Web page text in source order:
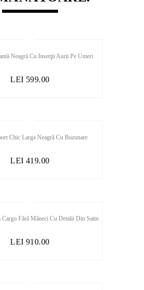
Neagră Cu Inserţii Aurii Pe Umeri
LEI 599.00
Chic Larga Neagră Cu Buzunare
LEI 419.00
Cargo Fără Mâneci Cu Detalii Din Satin
LEI 910.00